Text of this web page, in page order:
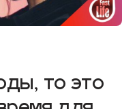
то это